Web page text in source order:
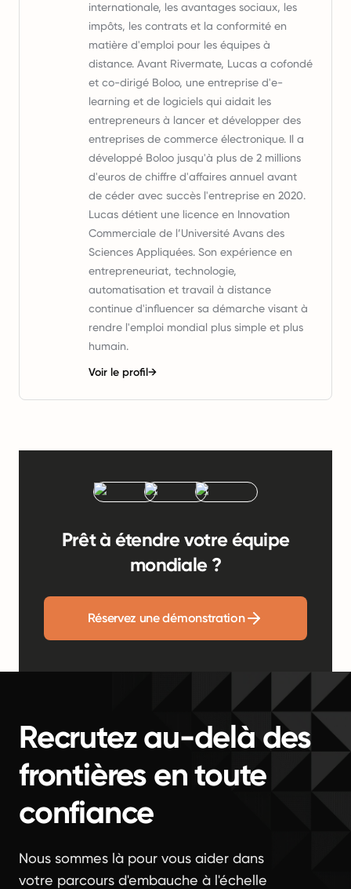
internationale, les avantages sociaux, les
impôts, les contrats et la conformité en
matière d'emploi pour les équipes à
distance. Avant Rivermate, Lucas a cofondé
et co-dirigé Boloo, une entreprise d'e-
learning et de logiciels qui aidait les
entrepreneurs à lancer et développer des
entreprises de commerce électronique. Il a
développé Boloo jusqu'à plus de 2 millions
d'euros de chiffre d'affaires annuel avant
de céder avec succès l'entreprise en 2020.
Lucas détient une licence en Innovation
Commerciale de l’Université Avans des
Sciences Appliquées. Son expérience en
entrepreneuriat, technologie,
automatisation et travail à distance
continue d'influencer sa démarche visant à
rendre l'emploi mondial plus simple et plus
humain.
Voir le profil→
Prêt à étendre votre équipe
mondiale ?
Réservez une démonstration
Recrutez au-delà des
frontières en toute
confiance
Nous sommes là pour vous aider dans
votre parcours d'embauche à l'échelle